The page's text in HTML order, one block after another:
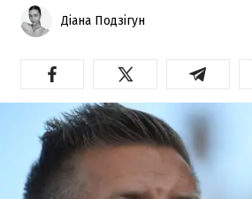
Діана Подзігун